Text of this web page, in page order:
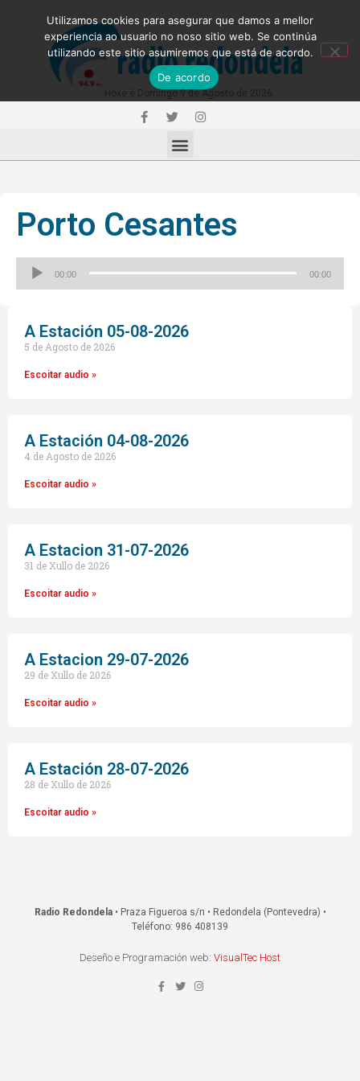
Porto Cesantes
00:00 00:00
A Estación 05-08-2026
5 de Agosto de 2026
Escoitar audio »
A Estación 04-08-2026
4 de Agosto de 2026
Escoitar audio »
A Estacion 31-07-2026
31 de Xullo de 2026
Escoitar audio »
A Estacion 29-07-2026
29 de Xullo de 2026
Escoitar audio »
A Estación 28-07-2026
28 de Xullo de 2026
Escoitar audio »
Radio Redondela• Praza Figueroa s/n • Redondela (Pontevedra) •
Teléfono: 986 408139
Deseño e Programación web: VisualTec Host
Utilizamos cookies para asegurar que damos a mellor
experiencia ao usuario no noso sitio web. Se continúa
utilizando este sitio asumiremos que está de acordo.
De acordo